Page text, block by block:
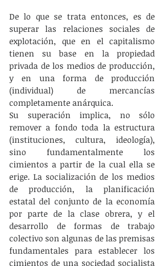
De lo que se trata entonces, es de
superar las relaciones sociales de
explotación, que en el capitalismo
tienen su base en la propiedad
privada de los medios de producción,
y en una forma de producción
(individual) de mercancías
completamente anárquica.
Su superación implica, no sólo
remover a fondo toda la estructura
(instituciones, cultura, ideología),
sino fundamentalmente los
cimientos a partir de la cual ella se
erige. La socialización de los medios
de producción, la planificación
estatal del conjunto de la economía
por parte de la clase obrera, y el
desarrollo de formas de trabajo
colectivo son algunas de las premisas
fundamentales para establecer los
cimientos de una sociedad socialista